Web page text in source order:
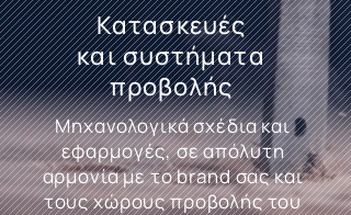
Kατασκευές
και συστήματα
προβολής
Mηχανολογικά σχέδια και
εφαρμογές, σε απόλυτη
αρμονία με το brand σας και
τους χώρους προβολής του